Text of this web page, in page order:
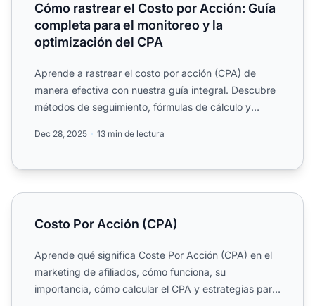
Cómo rastrear el Costo por Acción: Guía
completa para el monitoreo y la
optimización del CPA
Aprende a rastrear el costo por acción (CPA) de
manera efectiva con nuestra guía integral. Descubre
métodos de seguimiento, fórmulas de cálculo y
Dec 28, 2025 13 min de lectura
Costo Por Acción (CPA)
Costo Por Acción (CPA)
Aprende qué significa Coste Por Acción (CPA) en el
marketing de afiliados, cómo funciona, su
importancia, cómo calcular el CPA y estrategias para